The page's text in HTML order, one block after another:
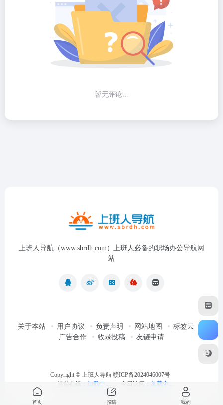
暂无评论...
上班人导航（www.sbrdh.com）上班人必备的职场办公导航网
站
关于本站 用户协议 负责声明 网站地图
标签云
广告合作
收录投稿 友链申请
Copyright © 上班人导航 赣ICP备2024046007号
当前在线： 加载中... 今日访问： 加载中...
首页 投稿 我的